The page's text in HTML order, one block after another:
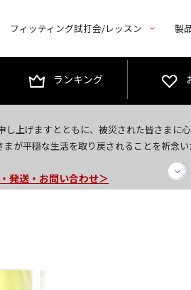
フィッティング試打会/レッスン 製
ランキング
上げますとともに、被災された皆さまに心
が平穏な生活を取り戻されることを祈念い
円OFFクーポンプレゼント！
らせ＞
発送・お問い合わせ＞